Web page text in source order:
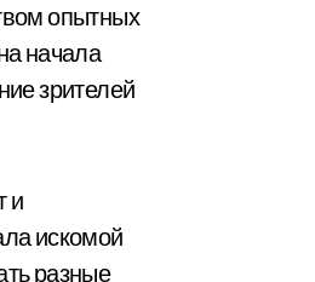
опытных
начала
зрителей
и
искомой
разные